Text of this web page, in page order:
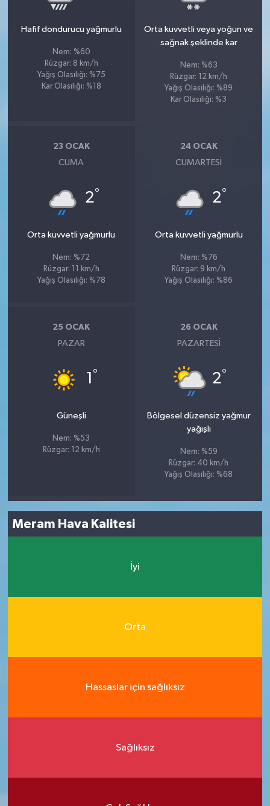
Hafif dondurucu yağmurlu
Nem: %60
Rüzgar: 8 km/h
Yağış Olasılığı: %75
Kar Olasılığı: %18
Orta kuvvetli veya yoğun ve
sağnak şeklinde kar
Nem: %63
Rüzgar: 12 km/h
Yağış Olasılığı: %89
Kar Olasılığı: %3
23 OCAK
CUMA
2°
Orta kuvvetli yağmurlu
Nem: %72
Rüzgar: 11 km/h
Yağış Olasılığı: %78
24 OCAK
CUMARTESI
2°
Orta kuvvetli yağmurlu
Nem: %76
Rüzgar: 9 km/h
Yağış Olasılığı: %86
25 OCAK
PAZAR
1 °
Güneşli
Nem: %53
Rüzgar: 12 km/h
26 OCAK
PAZARTESI
2°
Bölgesel düzensiz yağmur
yağışlı
Nem: %59
Rüzgar: 40 km/h
Yağış Olasılığı: %68
Meram Hava Kalitesi
İyi
Orta
Hassaslar için sağlıksız
Sağlıksız